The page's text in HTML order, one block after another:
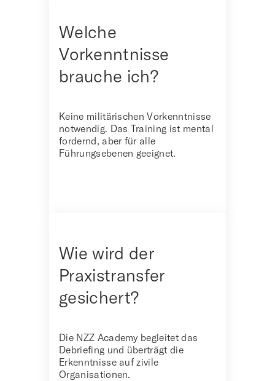
Welche
Vorkenntnisse
brauche ich?
Keine militärischen Vorkenntnisse
notwendig. Das Training ist mental
fordernd, aber für alle
Führungsebenen geeignet.
Wie wird der
Praxistransfer
gesichert?
Die NZZ Academy begleitet das
Debriefing und überträgt die
Erkenntnisse auf zivile
Organisationen.